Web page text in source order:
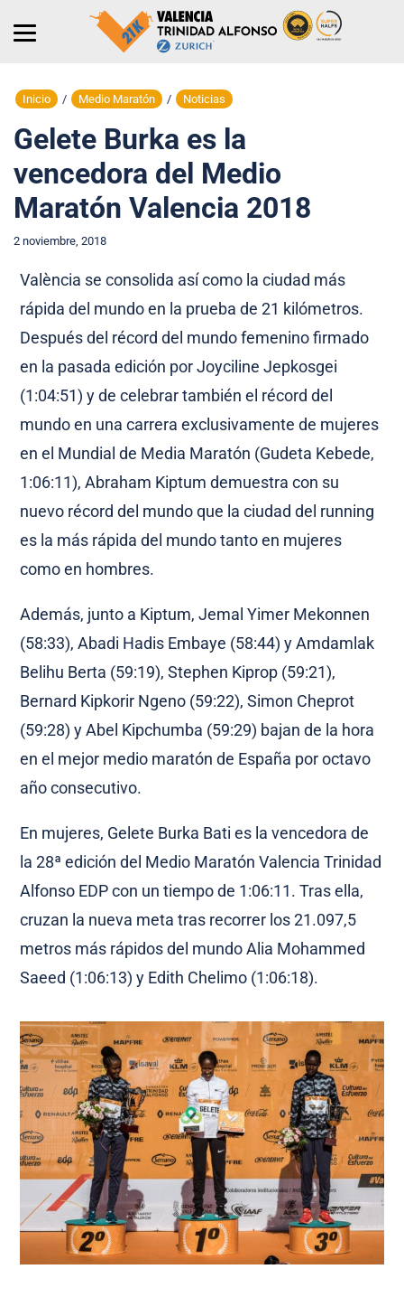
Inicio / Medio Maratón / Noticias
Gelete Burka es la
vencedora del Medio
Maratón Valencia 2018
2 noviembre, 2018
València se consolida así como la ciudad más
rápida del mundo en la prueba de 21 kilómetros.
Después del récord del mundo femenino firmado
en la pasada edición por Joyciline Jepkosgei
(1:04:51) y de celebrar también el récord del
mundo en una carrera exclusivamente de mujeres
en el Mundial de Media Maratón (Gudeta Kebede,
1:06:11), Abraham Kiptum demuestra con su
nuevo récord del mundo que la ciudad del running
es la más rápida del mundo tanto en mujeres
como en hombres.
Además, junto a Kiptum, Jemal Yimer Mekonnen
(58:33), Abadi Hadis Embaye (58:44) y Amdamlak
Belihu Berta (59:19), Stephen Kiprop (59:21),
Bernard Kipkorir Ngeno (59:22), Simon Cheprot
(59:28) y Abel Kipchumba (59:29) bajan de la hora
en el mejor medio maratón de España por octavo
año consecutivo.
En mujeres, Gelete Burka Bati es la vencedora de
la 28ª edición del Medio Maratón Valencia Trinidad
Alfonso EDP con un tiempo de 1:06:11. Tras ella,
cruzan la nueva meta tras recorrer los 21.097,5
metros más rápidos del mundo Alia Mohammed
Saeed (1:06:13) y Edith Chelimo (1:06:18).